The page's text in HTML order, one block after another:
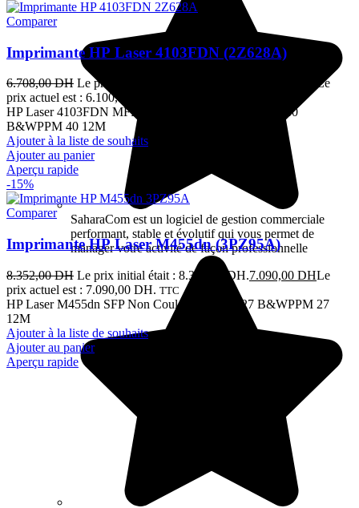
SaharaCom est un logiciel de gestion commerciale
performant, stable et évolutif qui vous permet de
manager votre activité de façon professionnelle
Comparer
Imprimante HP Laser 4103FDN (2Z628A)
6.708,00DH Le prix initial était : 6.708,00 DH.
Le
prix actuel est : 6.100,00 DH.
HP Laser 4103FDN MFP 4en1 Réseau Mono A4 R/V 40
B&WPPM 40 12M
Ajouter à la liste de souhaits
Ajouter au panier
Aperçu rapide
-15%
Comparer
Imprimante HP Laser M455dn (3PZ95A)
8.352,00DH Le prix initial était : 8.352,00 DH.7.090,00 DHLe
prix actuel est : 7.090,00 DH. TTC
HP Laser M455dn SFP Non Couleur A4 Non 27 B&WPPM 27
12M
Ajouter à la liste de souhaits
Ajouter au panier
Aperçu rapide